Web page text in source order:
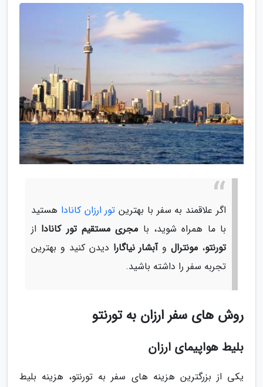
اگر علاقمند به سفر با بهترین تور ارزان کانادا هستید
با ما همراه شوید، با مجری مستقیم تور کانادا از
تورنتو، مونترالوآبشار نیاگارا دیدن کنید و بهترین
تجربه سفر را داشته باشید.
روش های سفر ارزان به تورنتو
بلیط هواپیمای ارزان
یکی از بزرگترین هزینه های سفر به تورنتو، هزینه بلیط